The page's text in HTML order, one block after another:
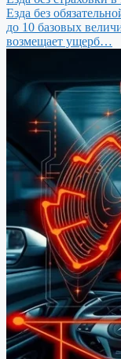
Езда без
до 10 базовых
возмещает ущерб…